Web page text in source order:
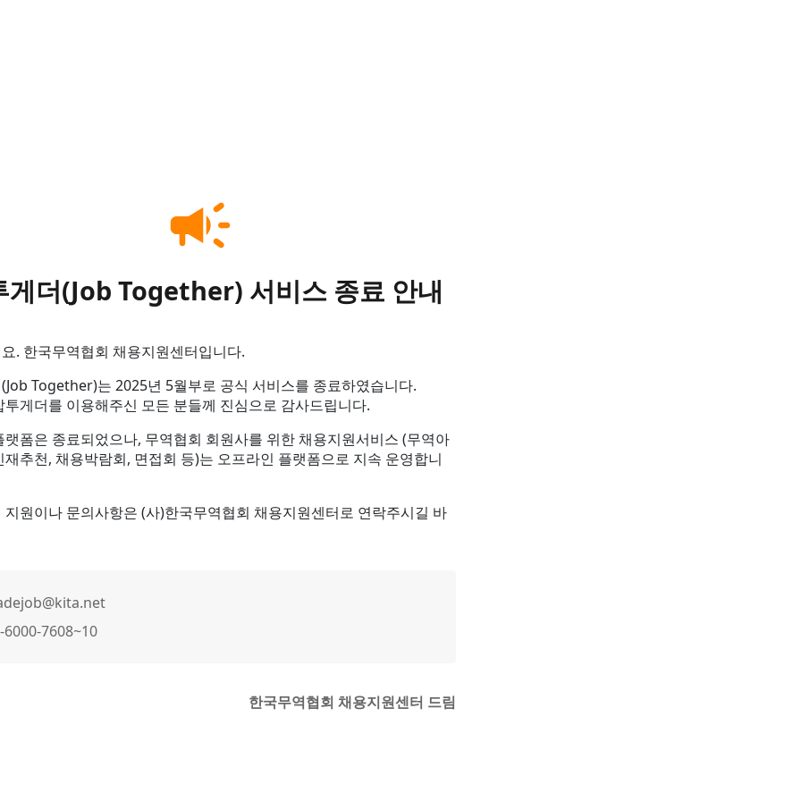
campaign
게더(Job Together) 서비스 종료 안내
. 한국무역협회 채용지원센터입니다.
Together)는 2025년 5월부로 공식 서비스를 종료하였습니다.
투게더를 이용해주신 모든 분들께 진심으로 감사드립니다.
랫폼은 종료되었으나, 무역협회 회원사를 위한 채용지원서비스 (무역아
재추천, 채용박람회, 면접회 등)는 오프라인 플랫폼으로 지속 운영합니
지원이나 문의사항은 (사)한국무역협회 채용지원센터로 연락주시길 바
6000-7608~10
한국무역협회 채용지원센터 드림